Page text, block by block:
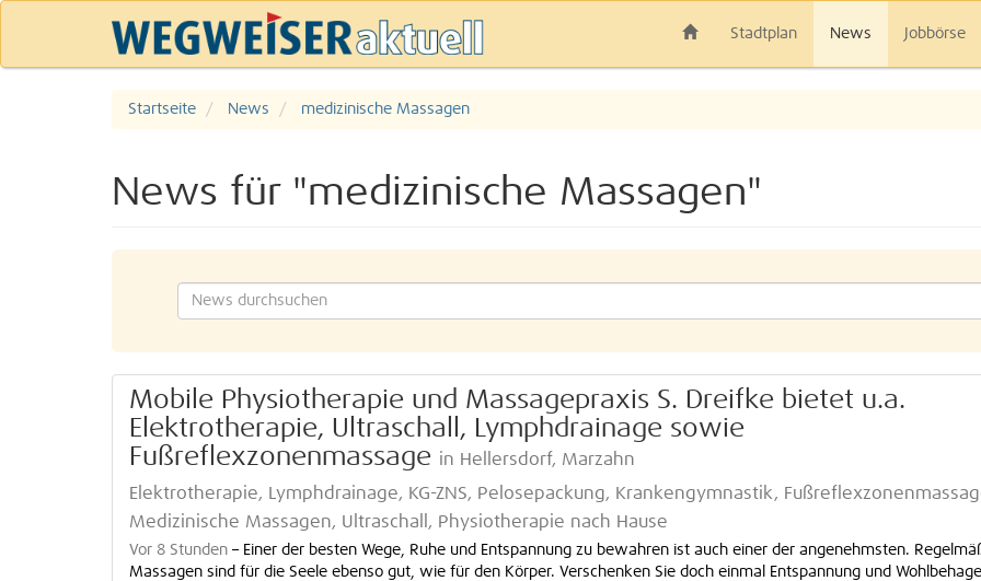
Stadtplan News Jobbörse
Startseite News medizinische Massagen
News für "medizinische Massagen"
Mobile Physiotherapie und Massagepraxis S. Dreifke bietet u.a.
Elektrotherapie, Ultraschall, Lymphdrainage sowie
Fußreflexzonenmassage in Hellersdorf, Marzahn
Elektrotherapie, Lymphdrainage, KG-ZNS, Pelosepackung, Krankengymnastik,
Medizinische Massagen, Ultraschall, Physiotherapie nach Hause
Vor 8 Stunden – Einer der besten Wege, Ruhe und Entspannung zu bewahren ist auch einer der angenehmsten.
Massagen sind für die Seele ebenso gut, wie für den Körper. Verschenken Sie doch einmal Entspannung und